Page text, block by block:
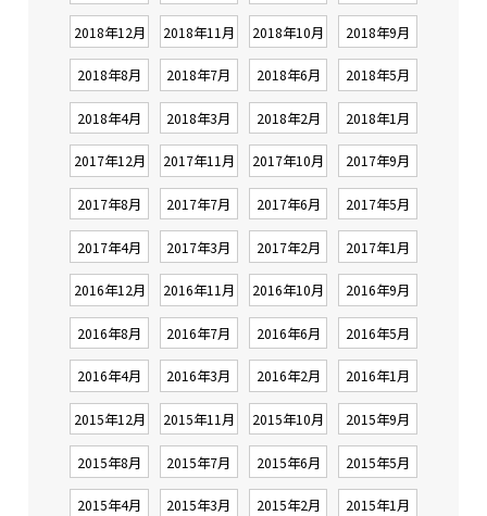
2018年12月 2018年11月 2018年10月 2018年9月
2018年8月 2018年7月 2018年6月 2018年5月
2018年4月 2018年3月 2018年2月 2018年1月
2017年12月 2017年11月 2017年10月 2017年9月
2017年8月 2017年7月 2017年6月 2017年5月
2017年4月 2017年3月 2017年2月 2017年1月
2016年12月 2016年11月 2016年10月 2016年9月
2016年8月 2016年7月 2016年6月 2016年5月
2016年4月 2016年3月 2016年2月 2016年1月
2015年12月 2015年11月 2015年10月 2015年9月
2015年8月 2015年7月 2015年6月 2015年5月
2015年4月 2015年3月 2015年2月 2015年1月